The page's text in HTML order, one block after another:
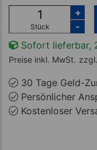
Stück
+
-
Sofort lieferbar,
Preise inkl. MwSt. zzgl.
30 Tage Geld-
Persönlicher
Kostenloser